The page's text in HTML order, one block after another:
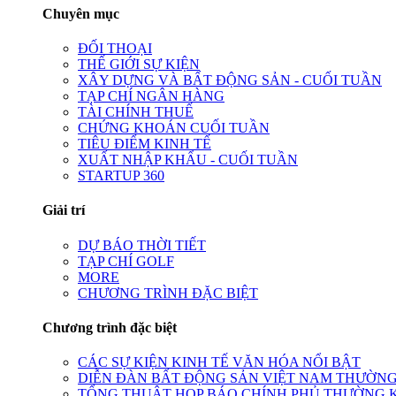
Chuyên mục
ĐỐI THOẠI
THẾ GIỚI SỰ KIỆN
XÂY DỰNG VÀ BẤT ĐỘNG SẢN - CUỐI TUẦN
TẠP CHÍ NGÂN HÀNG
TÀI CHÍNH THUẾ
CHỨNG KHOÁN CUỐI TUẦN
TIÊU ĐIỂM KINH TẾ
XUẤT NHẬP KHẨU - CUỐI TUẦN
STARTUP 360
Giải trí
DỰ BÁO THỜI TIẾT
TẠP CHÍ GOLF
MORE
CHƯƠNG TRÌNH ĐẶC BIỆT
Chương trình đặc biệt
CÁC SỰ KIỆN KINH TẾ VĂN HÓA NỔI BẬT
DIỄN ĐÀN BẤT ĐỘNG SẢN VIỆT NAM